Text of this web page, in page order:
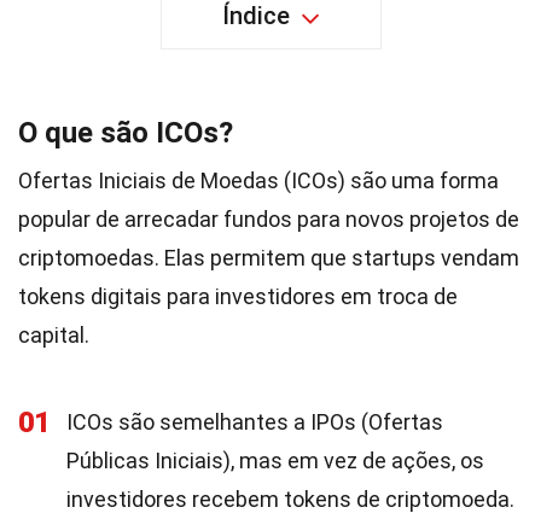
Índice
O que são ICOs?
Ofertas Iniciais de Moedas (ICOs) são uma forma
popular de arrecadar fundos para novos projetos de
criptomoedas. Elas permitem que startups vendam
tokens digitais para investidores em troca de
capital.
01
ICOs são semelhantes a IPOs (Ofertas
Públicas Iniciais), mas em vez de ações, os
investidores recebem tokens de criptomoeda.